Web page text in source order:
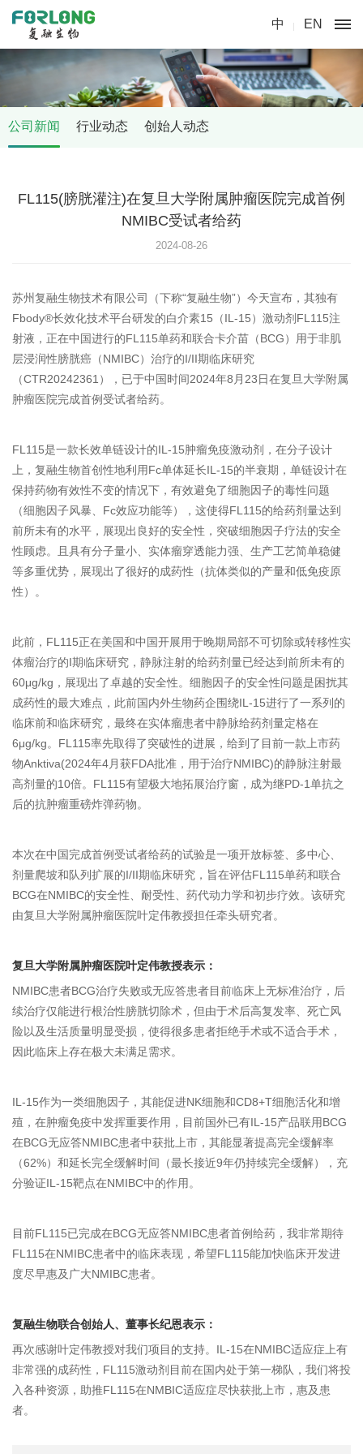
中 EN
公司新闻 行业动态 创始人动态
FL115(膀胱灌注)在复旦大学附属肿瘤医院完成首例
NMIBC受试者给药
2024-08-26
苏州复融生物技术有限公司（下称“复融生物”）今天宣布，其独有
Fbody®长效化技术平台研发的白介素15（IL-15）激动剂FL115注
射液，正在中国进行的FL115单药和联合卡介苗（BCG）用于非肌
层浸润性膀胱癌（NMIBC）治疗的I/II期临床研究
（CTR20242361），已于中国时间2024年8月23日在复旦大学附属
肿瘤医院完成首例受试者给药。
FL115是一款长效单链设计的IL-15肿瘤免疫激动剂，在分子设计
上，复融生物首创性地利用Fc单体延长IL-15的半衰期，单链设计在
保持药物有效性不变的情况下，有效避免了细胞因子的毒性问题
（细胞因子风暴、Fc效应功能等），这使得FL115的给药剂量达到
前所未有的水平，展现出良好的安全性，突破细胞因子疗法的安全
性顾虑。且具有分子量小、实体瘤穿透能力强、生产工艺简单稳健
等多重优势，展现出了很好的成药性（抗体类似的产量和低免疫原
性）。
此前，FL115正在美国和中国开展用于晚期局部不可切除或转移性实
体瘤治疗的I期临床研究，静脉注射的给药剂量已经达到前所未有的
60μg/kg，展现出了卓越的安全性。细胞因子的安全性问题是困扰其
成药性的最大难点，此前国内外生物药企围绕IL-15进行了一系列的
临床前和临床研究，最终在实体瘤患者中静脉给药剂量定格在
6μg/kg。FL115率先取得了突破性的进展，给到了目前一款上市药
物Anktiva(2024年4月获FDA批准，用于治疗NMIBC)的静脉注射最
高剂量的10倍。FL115有望极大地拓展治疗窗，成为继PD-1单抗之
后的抗肿瘤重磅炸弹药物。
本次在中国完成首例受试者给药的试验是一项开放标签、多中心、
剂量爬坡和队列扩展的I/II期临床研究，旨在评估FL115单药和联合
BCG在NMIBC的安全性、耐受性、药代动力学和初步疗效。该研究
由复旦大学附属肿瘤医院叶定伟教授担任牵头研究者。
复旦大学附属肿瘤医院叶定伟教授表示：
NMIBC患者BCG治疗失败或无应答患者目前临床上无标准治疗，后
续治疗仅能进行根治性膀胱切除术，但由于术后高复发率、死亡风
险以及生活质量明显受损，使得很多患者拒绝手术或不适合手术，
因此临床上存在极大未满足需求。
IL-15作为一类细胞因子，其能促进NK细胞和CD8+T细胞活化和增
殖，在肿瘤免疫中发挥重要作用，目前国外已有IL-15产品联用BCG
在BCG无应答NMIBC患者中获批上市，其能显著提高完全缓解率
（62%）和延长完全缓解时间（最长接近9年仍持续完全缓解），充
分验证IL-15靶点在NMIBC中的作用。
目前FL115已完成在BCG无应答NMIBC患者首例给药，我非常期待
FL115在NMIBC患者中的临床表现，希望FL115能加快临床开发进
度尽早惠及广大NMIBC患者。
复融生物联合创始人、董事长纪恩表示：
再次感谢叶定伟教授对我们项目的支持。IL-15在NMIBC适应症上有
非常强的成药性，FL115激动剂目前在国内处于第一梯队，我们将投
入各种资源，助推FL115在NMBIC适应症尽快获批上市，惠及患
者。